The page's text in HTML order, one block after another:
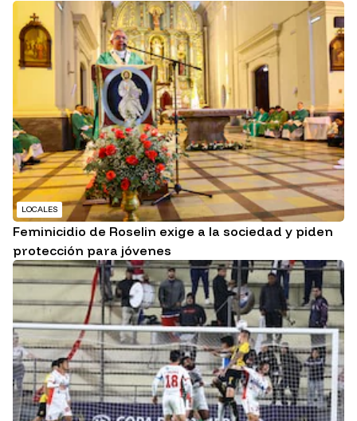
LOCALES
Feminicidio de Roselin exige a la sociedad y piden
protección para jóvenes